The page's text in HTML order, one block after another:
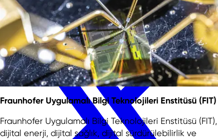
Fraunhofer Uygulamalı Bilgi Teknolojileri Enstitüsü (FIT)
Fraunhofer Uygulamalı Bilgi Teknolojileri Enstitüsü (FIT),
dijital enerji, dijital sağlık, dijital sürdürülebilirlik ve